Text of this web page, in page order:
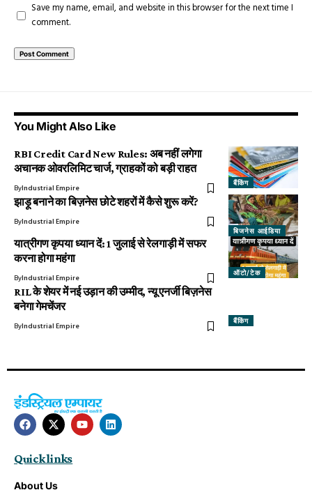
Save my name, email, and website in this browser for the next time I
comment.
You Might Also Like
बैंकिंग
RBI Credit Card New Rules: अब नहीं लगेगा
अचानक ओवरलिमिट चार्ज, ग्राहकों को बड़ी राहत
ByIndustrial Empire
बिजनेस आईडिया
झाड़ू बनाने का बिज़नेस छोटे शहरों में कैसे शुरू करें?
ByIndustrial Empire
ऑटो/टेक
यात्रीगण कृपया ध्यान दें: 1 जुलाई से रेलगाड़ी में सफर
करना होगा महंगा
ByIndustrial Empire
बैंकिंग
RIL के शेयर में नई उड़ान की उम्मीद, न्यू एनर्जी बिज़नेस
बनेगा गेमचेंजर
ByIndustrial Empire
Quick links
About Us